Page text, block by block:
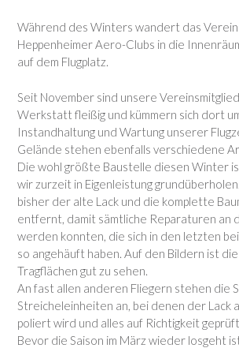
Während des Winters wandert das
Heppenheimer Aero-Clubs in die
auf dem Flugplatz.
Seit November sind unsere
Werkstatt fleißig und kümmern sich dort
Instandhaltung und Wartung unserer
Gelände stehen ebenfalls verschiedene
Die wohl größte Baustelle diesen Winter
wir zurzeit in Eigenleistung
bisher der alte Lack und die komplette
entfernt, damit sämtliche Reparaturen an
werden konnten, die sich in den letzten
so angehäuft haben. Auf den Bildern ist
Tragflächen gut zu sehen.
An fast allen anderen Fliegern stehen die
Streicheleinheiten an, bei denen der Lack
poliert wird und alles auf Richtigkeit
Bevor die Saison im März wieder losgeht